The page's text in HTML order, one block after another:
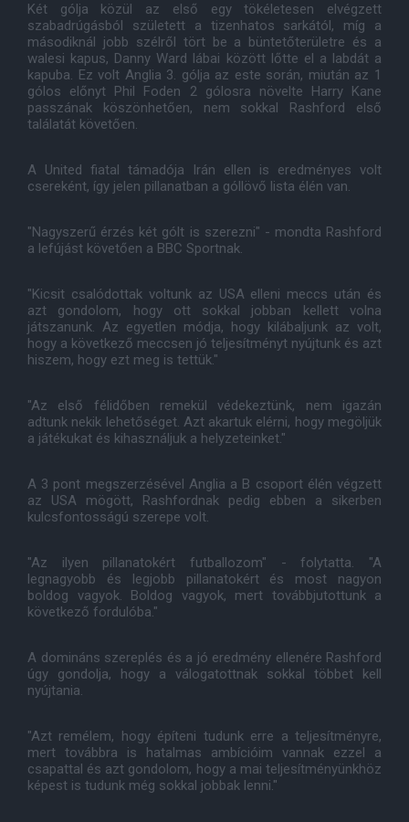
Két gólja közül az első egy tökéletesen elvégzett
szabadrúgásból született a tizenhatos sarkától, míg a
másodiknál jobb szélről tört be a büntetőterületre és a
walesi kapus, Danny Ward lábai között lőtte el a labdát a
kapuba. Ez volt Anglia 3. gólja az este során, miután az 1
gólos előnyt Phil Foden 2 gólosra növelte Harry Kane
passzának köszönhetően, nem sokkal Rashford első
találatát követően.
A United fiatal támadója Irán ellen is eredményes volt
csereként, így jelen pillanatban a góllövő lista élén van.
"Nagyszerű érzés két gólt is szerezni" - mondta Rashford
a lefújást követően a BBC Sportnak.
"Kicsit csalódottak voltunk az USA elleni meccs után és
azt gondolom, hogy ott sokkal jobban kellett volna
játszanunk. Az egyetlen módja, hogy kilábaljunk az volt,
hogy a következő meccsen jó teljesítményt nyújtunk és azt
hiszem, hogy ezt meg is tettük."
"Az első félidőben remekül védekeztünk, nem igazán
adtunk nekik lehetőséget. Azt akartuk elérni, hogy megöljük
a játékukat és kihasználjuk a helyzeteinket."
A 3 pont megszerzésével Anglia a B csoport élén végzett
az USA mögött, Rashfordnak pedig ebben a sikerben
kulcsfontosságú szerepe volt.
"Az ilyen pillanatokért futballozom" - folytatta. "A
legnagyobb és legjobb pillanatokért és most nagyon
boldog vagyok. Boldog vagyok, mert továbbjutottunk a
következő fordulóba."
A domináns szereplés és a jó eredmény ellenére Rashford
úgy gondolja, hogy a válogatottnak sokkal többet kell
nyújtania.
"Azt remélem, hogy építeni tudunk erre a teljesítményre,
mert továbbra is hatalmas ambícióim vannak ezzel a
csapattal és azt gondolom, hogy a mai teljesítményünkhöz
képest is tudunk még sokkal jobbak lenni."